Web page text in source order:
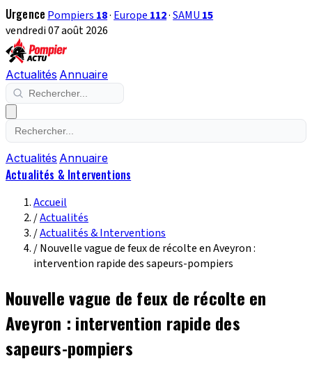
Urgence Pompiers 18· Europe 112·SAMU 15
vendredi 07 août 2026
Actualités Annuaire
Actualités Annuaire
Actualités & Interventions
Accueil
/Actualités
/Actualités & Interventions
/Nouvelle vague de feux de récolte en Aveyron :
intervention rapide des sapeurs-pompiers
Nouvelle vague de feux de récolte en
Aveyron : intervention rapide des
sapeurs-pompiers